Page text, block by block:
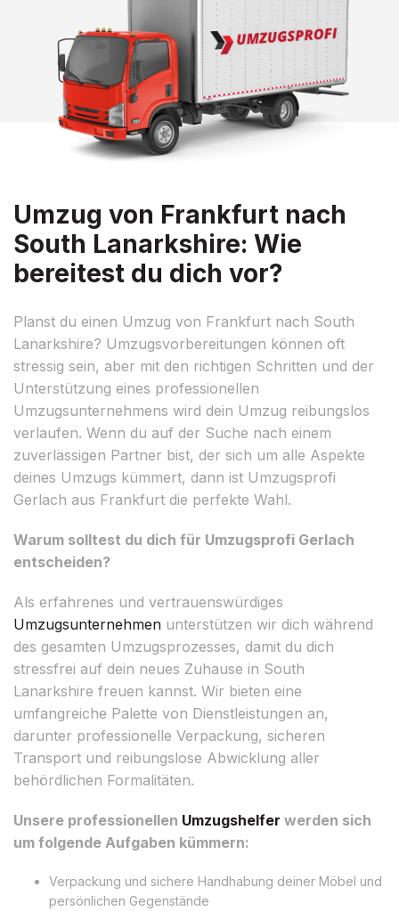
Umzug von Frankfurt nach
South Lanarkshire: Wie
bereitest du dich vor?
Planst du einen Umzug von Frankfurt nach South
Lanarkshire? Umzugsvorbereitungen können oft
stressig sein, aber mit den richtigen Schritten und der
Unterstützung eines professionellen
Umzugsunternehmens wird dein Umzug reibungslos
verlaufen. Wenn du auf der Suche nach einem
zuverlässigen Partner bist, der sich um alle Aspekte
deines Umzugs kümmert, dann ist Umzugsprofi
Gerlach aus Frankfurt die perfekte Wahl.
Warum solltest du dich für Umzugsprofi Gerlach
entscheiden?
Als erfahrenes und vertrauenswürdiges
Umzugsunternehmen unterstützen wir dich während
des gesamten Umzugsprozesses, damit du dich
stressfrei auf dein neues Zuhause in South
Lanarkshire freuen kannst. Wir bieten eine
umfangreiche Palette von Dienstleistungen an,
darunter professionelle Verpackung, sicheren
Transport und reibungslose Abwicklung aller
behördlichen Formalitäten.
Unsere professionellen Umzugshelfer werden sich
um folgende Aufgaben kümmern:
Verpackung und sichere Handhabung deiner Möbel und
persönlichen Gegenstände